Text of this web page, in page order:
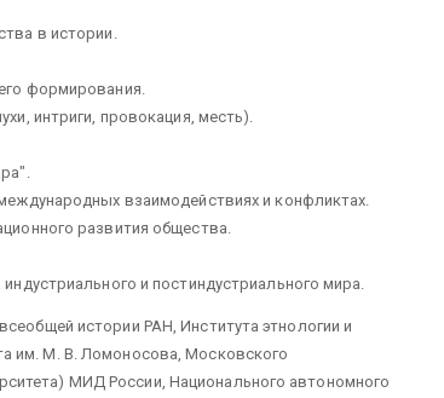
в истории.
формирования.
интриги, провокация, месть).
взаимодействиях и конфликтах.
развития общества.
и постиндустриального мира.
истории РАН, Института этнологии и
им. М. В. Ломоносова, Московского
МИД России, Национального автономного